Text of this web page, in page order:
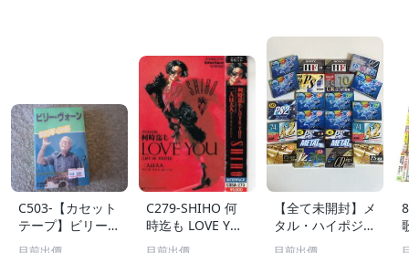
C503-【カセット
テープ】ビリー・
ヴォーン ベス
C279-SHIHO 何
時迄も LOVE YO
U ※歌詞アリ
【全て未開封】メ
タル・ハイポジ中
心 カセットテー